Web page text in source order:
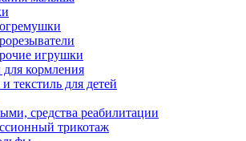
игрушки
кормления
текстиль для детей
средства реабилитации
трикотаж